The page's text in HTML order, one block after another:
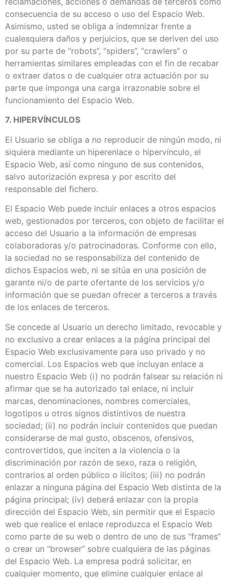
consecuencia de su acceso o uso del Espacio Web.
Asimismo, usted se obliga a indemnizar frente a
cualesquiera daños y perjuicios, que se deriven del uso
por su parte de “robots”, “spiders”, “crawlers” o
herramientas similares empleadas con el fin de recabar
o extraer datos o de cualquier otra actuación por su
parte que imponga una carga irrazonable sobre el
funcionamiento del Espacio Web.
7. HIPERVÍNCULOS
El Usuario se obliga a no reproducir de ningún modo, ni
siquiera mediante un hiperenlace o hipervínculo, el
Espacio Web, así como ninguno de sus contenidos,
salvo autorización expresa y por escrito del
responsable del fichero.
El Espacio Web puede incluir enlaces a otros espacios
web, gestionados por terceros, con objeto de facilitar el
acceso del Usuario a la información de empresas
colaboradoras y/o patrocinadoras. Conforme con ello,
la sociedad no se responsabiliza del contenido de
dichos Espacios web, ni se sitúa en una posición de
garante ni/o de parte ofertante de los servicios y/o
información que se puedan ofrecer a terceros a través
de los enlaces de terceros.
Se concede al Usuario un derecho limitado, revocable y
no exclusivo a crear enlaces a la página principal del
Espacio Web exclusivamente para uso privado y no
comercial. Los Espacios web que incluyan enlace a
nuestro Espacio Web (i) no podrán falsear su relación ni
afirmar que se ha autorizado tal enlace, ni incluir
marcas, denominaciones, nombres comerciales,
logotipos u otros signos distintivos de nuestra
sociedad; (ii) no podrán incluir contenidos que puedan
considerarse de mal gusto, obscenos, ofensivos,
controvertidos, que inciten a la violencia o la
discriminación por razón de sexo, raza o religión,
contrarios al orden público o ilícitos; (iii) no podrán
enlazar a ninguna página del Espacio Web distinta de la
página principal; (iv) deberá enlazar con la propia
dirección del Espacio Web, sin permitir que el Espacio
web que realice el enlace reproduzca el Espacio Web
como parte de su web o dentro de uno de sus “frames”
o crear un “browser” sobre cualquiera de las páginas
del Espacio Web. La empresa podrá solicitar, en
cualquier momento, que elimine cualquier enlace al